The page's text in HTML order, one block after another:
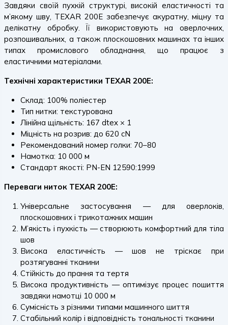
Завдяки своїй пухкій структурі, високій еластичності та
м’якому шву, TEXAR 200E забезпечує акуратну, міцну та
делікатну обробку. Її використовують на оверлочних,
розпошивальних, а також плоскошовних машинах та інших
типах промислового обладнання, що працює з
еластичними матеріалами.
Технічні характеристики TEXAR 200E:
Склад: 100% поліестер
Тип нитки: текстурована
Лінійна щільність: 167 dtex × 1
Міцність на розрив: до 620 cN
Рекомендований номер голки: 70–80
Намотка: 10 000 м
Стандарт якості: PN-EN 12590:1999
Переваги ниток TEXAR 200E:
Універсальне застосування — для оверлоків,
плоскошовних і трикотажних машин
М’якість і пухкість — створюють комфортний для тіла
шов
Висока еластичність — шов не тріскає при
розтягуванні тканини
Стійкість до прання та тертя
Висока продуктивність — оптимізує процес пошиття
завдяки намотці 10 000 м
Сумісність з різними типами машинного шиття
Стабільний колір і відповідність тональності тканини